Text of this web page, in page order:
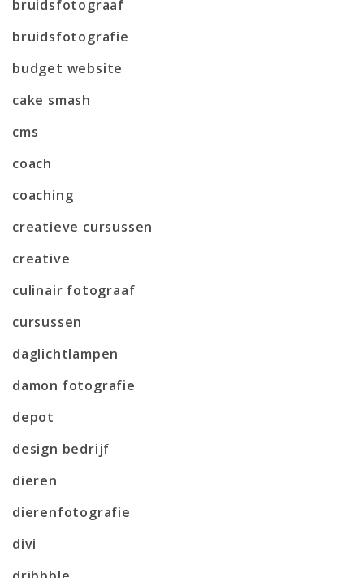
bruidsfotograaf
bruidsfotografie
budget website
cake smash
cms
coach
coaching
creatieve cursussen
creative
culinair fotograaf
cursussen
daglichtlampen
damon fotografie
depot
design bedrijf
dieren
dierenfotografie
divi